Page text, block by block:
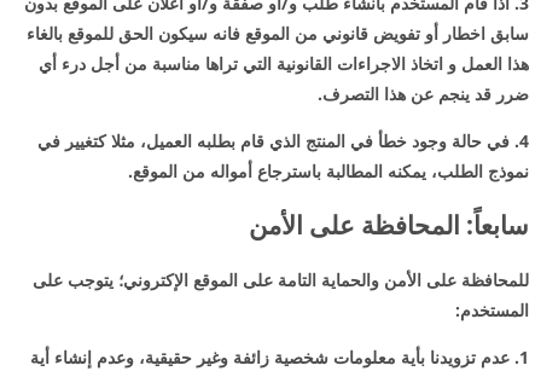
سابق اخطار أو تفويض قانوني من الموقع فانه سيكون الحق للموقع بالغاء
هذا العمل و اتخاذ الاجراءات القانونية التي تراها مناسبة من أجل درء أي
ضرر قد ينجم عن هذا التصرف.
4. في حالة وجود خطأ في المنتج الذي قام بطلبه العميل، مثلا كتغيير في
نموذج الطلب، يمكنه المطالبة باسترجاع أمواله من الموقع.
سابعاً: المحافظة على الأمن
للمحافظة على الأمن والحماية التامة على الموقع الإكتروني؛ يتوجب على
المستخدم:
1. عدم تزويدنا بأية معلومات شخصية زائفة وغير حقيقية، وعدم إنشاء أية